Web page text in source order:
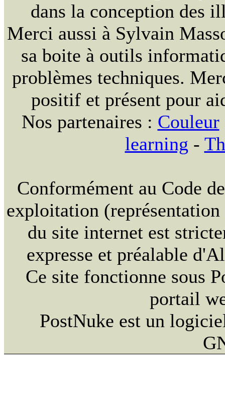
dans la conception des
Merci aussi à Sylvain
sa boite à outils
problèmes techniques.
positif et présent pour
Nos partenaires : Couleur
learning -
Conformément au Code
exploitation
du site internet est
expresse et préalable
Ce site fonctionne sous
portail
PostNuke est un